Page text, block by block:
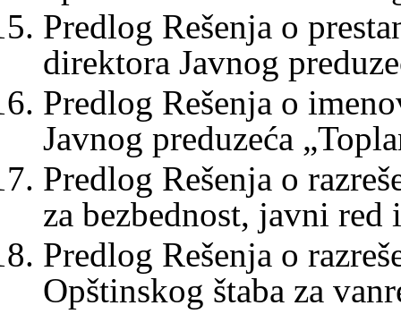
Predlog Rešenja o
direktora Javnog
Predlog Rešenja o
Javnog preduzeća
Predlog Rešenja o
za bezbednost, javni red
Predlog Rešenja o
Opštinskog štaba za